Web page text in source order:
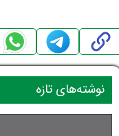
نوشته‌های تازه